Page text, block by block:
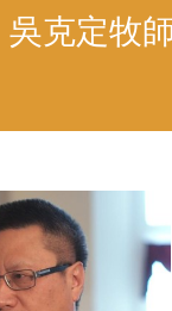
吳克定牧